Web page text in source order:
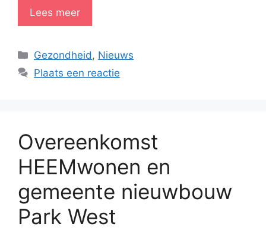
Lees meer
Categorieën
Gezondheid, Nieuws
Plaats een reactie
Overeenkomst
HEEMwonen en
gemeente nieuwbouw
Park West